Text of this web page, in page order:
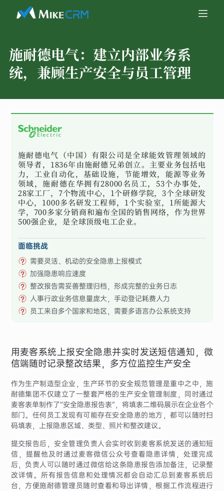
施耐德电气： 建立内部业务系
统，兼顾生产安全与员工管理
施耐德电气（中国）有限公司是全球能效管理领域的
领导者，1836年由施耐德兄弟创立。主要业务包括电
力，工业自动化，基础设施，节能增效，能源等业务
领域，施耐德在华拥有28000名员工，53个办事处，
28家工厂，7个物流中心，1个研修学院，3个全球研发
中心，1000多名研发工程师，1个实验室，1所能源大
学，700多家分销商和遍布全国的销售网络，作为世界
500强企业，是全球顶级电工企业。
面临挑战
需要灵活、机动的安全隐患上报模式
加强隐患响应速度
整改报告需妥善整理归档，形成完整的业务日志
人事行政业务信息量庞大，手动登记耗费人力
员工来自多个国家和地区，需要多语言办公系统支持
用麦客系统上报安全隐患并实时发送短信通知，微
信端随时记录整改结果，多方位监控生产安全
作为生产制造型企业，生产环节的安全规范管理是重中之中，施
耐德集团不仅建立了一整套严格的生产安全管理制度，同时通过
麦客表单制作了“安全隐患报告表”，将填表二维码展示在企业各个
部门。任何员工发现有可能存在安全隐患的地方，都可以随时扫
码填表，上报隐患区域、类型、照片和整改建议。
提交报告后，安全管理负责人会实时收到麦客系统发送的通知短
信，提醒他及时通过麦客微信公众号查看隐患详情，处理完成
后，负责人可以随时通过微信给这条隐患报告添加备注，记录整
改详情。所有报告信息和处理情况都会自动汇总到麦客系统后
台，方便施耐德管理员随时查看和导出详情，根据工作流程进行